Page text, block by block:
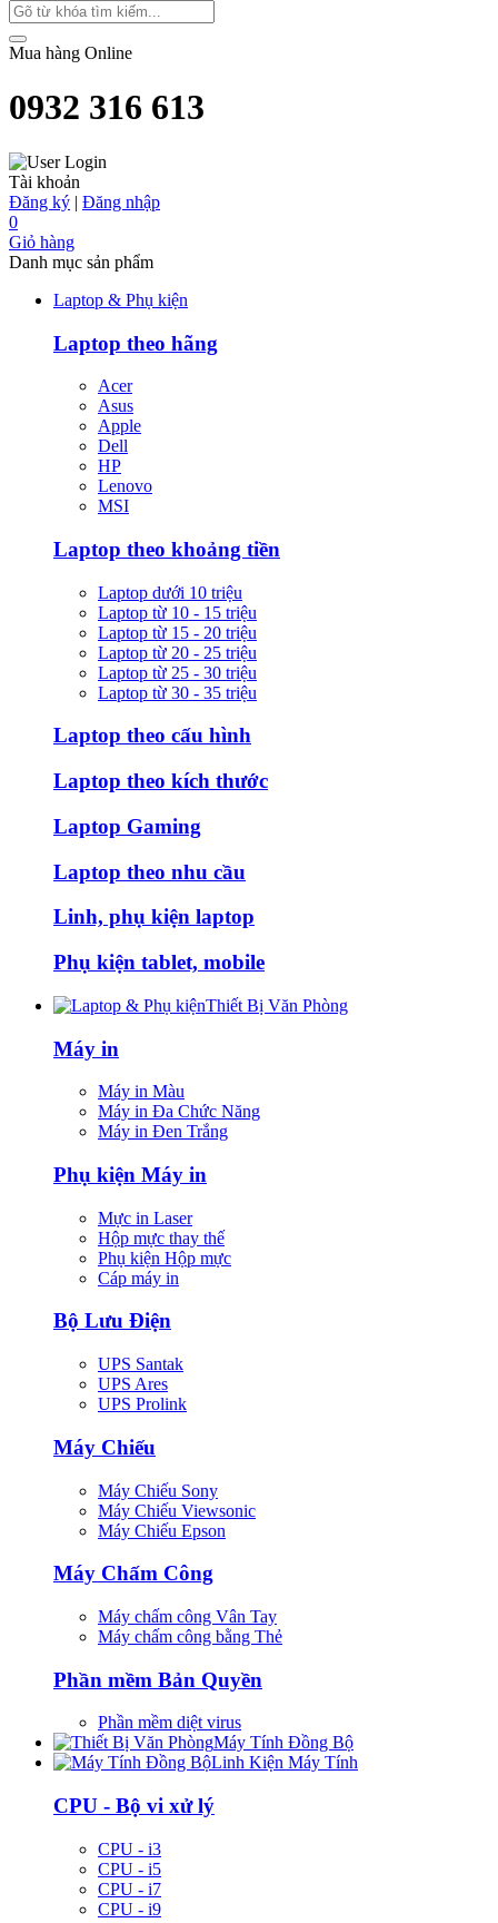
Mua hàng Online
0932 316 613
Tài khoản
Đăng ký | Đăng nhập
0
Giỏ hàng
Danh mục sản phẩm
Laptop & Phụ kiện
Laptop theo hãng
Acer
Asus
Apple
Dell
HP
Lenovo
MSI
Laptop theo khoảng tiền
Laptop dưới 10 triệu
Laptop từ 10 - 15 triệu
Laptop từ 15 - 20 triệu
Laptop từ 20 - 25 triệu
Laptop từ 25 - 30 triệu
Laptop từ 30 - 35 triệu
Laptop theo cấu hình
Laptop theo kích thước
Laptop Gaming
Laptop theo nhu cầu
Linh, phụ kiện laptop
Phụ kiện tablet, mobile
Thiết Bị Văn Phòng
Máy in
Máy in Màu
Máy in Đa Chức Năng
Máy in Đen Trắng
Phụ kiện Máy in
Mực in Laser
Hộp mực thay thế
Phụ kiện Hộp mực
Cáp máy in
Bộ Lưu Điện
UPS Santak
UPS Ares
UPS Prolink
Máy Chiếu
Máy Chiếu Sony
Máy Chiếu Viewsonic
Máy Chiếu Epson
Máy Chấm Công
Máy chấm công Vân Tay
Máy chấm công bằng Thẻ
Phần mềm Bản Quyền
Phần mềm diệt virus
Máy Tính Đồng Bộ
Linh Kiện Máy Tính
CPU - Bộ vi xử lý
CPU - i3
CPU - i5
CPU - i7
CPU - i9